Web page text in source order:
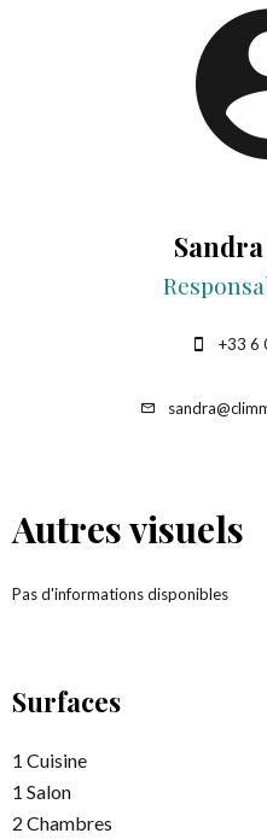
+33 6
Autres visuels
Pas d'informations disponibles
Surfaces
1 Cuisine
1 Salon
2 Chambres